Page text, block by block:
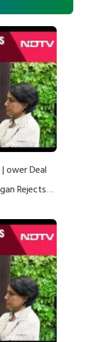
ower Deal
Rejects